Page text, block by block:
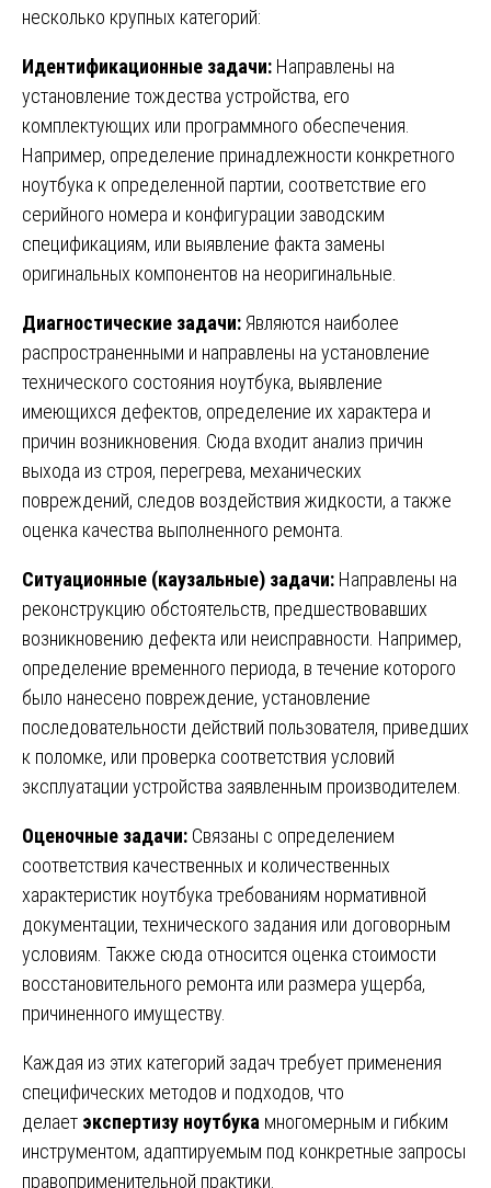
несколько крупных категорий:
Идентификационные задачи: Направлены на
установление тождества устройства, его
комплектующих или программного обеспечения.
Например, определение принадлежности конкретного
ноутбука к определенной партии, соответствие его
серийного номера и конфигурации заводским
спецификациям, или выявление факта замены
оригинальных компонентов на неоригинальные.
Диагностические задачи: Являются наиболее
распространенными и направлены на установление
технического состояния ноутбука, выявление
имеющихся дефектов, определение их характера и
причин возникновения. Сюда входит анализ причин
выхода из строя, перегрева, механических
повреждений, следов воздействия жидкости, а также
оценка качества выполненного ремонта.
Ситуационные (каузальные) задачи: Направлены на
реконструкцию обстоятельств, предшествовавших
возникновению дефекта или неисправности. Например,
определение временного периода, в течение которого
было нанесено повреждение, установление
последовательности действий пользователя, приведших
к поломке, или проверка соответствия условий
эксплуатации устройства заявленным производителем.
Оценочные задачи: Связаны с определением
соответствия качественных и количественных
характеристик ноутбука требованиям нормативной
документации, технического задания или договорным
условиям. Также сюда относится оценка стоимости
восстановительного ремонта или размера ущерба,
причиненного имуществу.
Каждая из этих категорий задач требует применения
специфических методов и подходов, что
делает экспертизу ноутбука многомерным и гибким
инструментом, адаптируемым под конкретные запросы
правоприменительной практики.